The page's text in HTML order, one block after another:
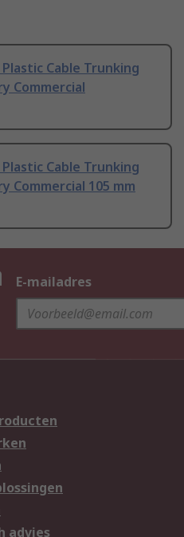
Cable Trunking
Commercial
Cable Trunking
Commercial 105 mm
E-mailadres
advies